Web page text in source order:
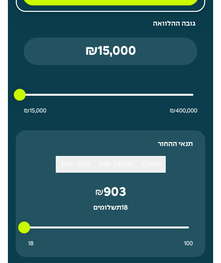
גובה ההלוואה
15000 ₪ מחיר נמוך ביותר₪15,000 400000 ₪ מחיר גבוה ביותר ₪400,000
תנאי ההחזר
903
₪
18תשלומים
18 תשלומים נמוך ביותר18100 תשלומים גבוה ביותר 100